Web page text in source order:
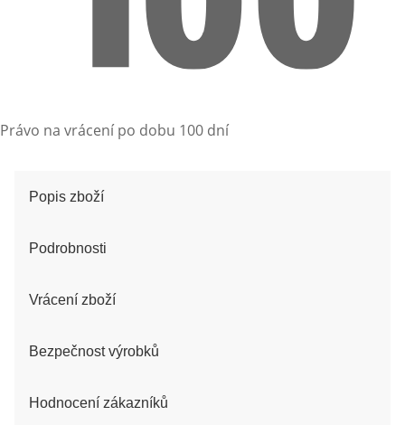
Právo na vrácení po dobu 100 dní
Popis zboží
Podrobnosti
Vrácení zboží
Bezpečnost výrobků
Hodnocení zákazníků